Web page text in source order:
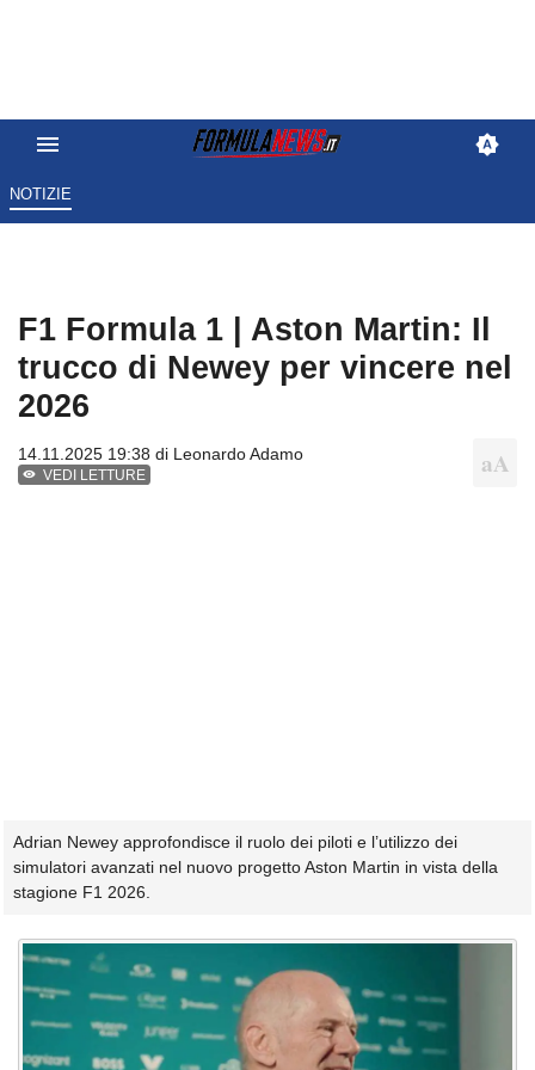
NOTIZIE
F1 Formula 1 | Aston Martin: Il
trucco di Newey per vincere nel
2026
14.11.2025 19:38 di Leonardo Adamo
VEDI LETTURE
Adrian Newey approfondisce il ruolo dei piloti e l’utilizzo dei
simulatori avanzati nel nuovo progetto Aston Martin in vista della
stagione F1 2026.